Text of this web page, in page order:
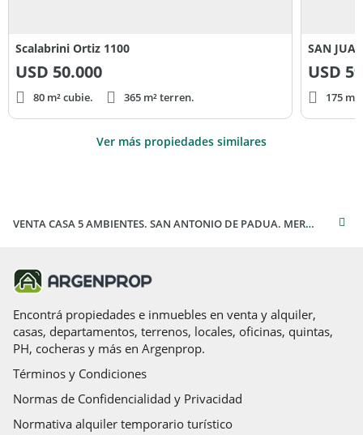
Scalabrini Ortiz 1100
USD 50.000
80 m² cubie. 365 m² terren.
SAN
USD
175
Ver más propiedades similares
VENTA CASA 5 AMBIENTES. SAN ANTONIO DE PADUA. MERLO. ZONA OESTE. BUENOS AIRES
Encontrá propiedades e inmuebles en venta y alquiler,
casas, departamentos, terrenos, locales, oficinas, quintas,
PH, cocheras y más en Argenprop.
Términos y Condiciones
Normas de Confidencialidad y Privacidad
Normativa alquiler temporario turístico